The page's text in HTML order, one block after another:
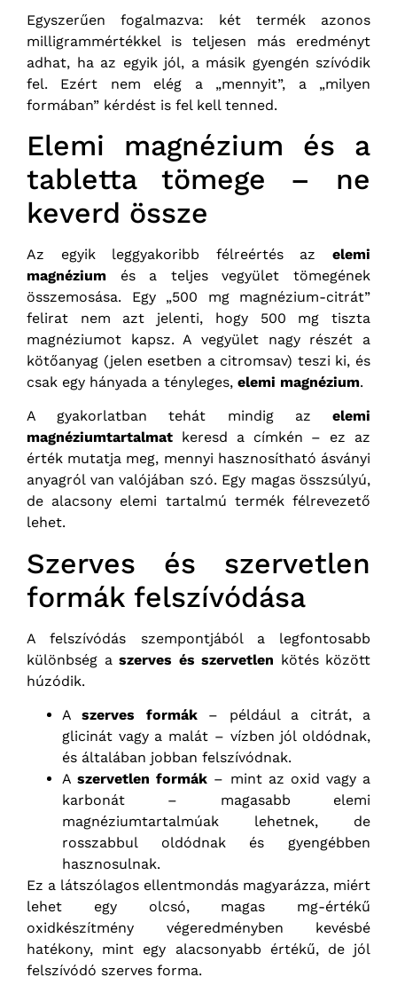
Egyszerűen fogalmazva: két termék azonos
milligrammértékkel is teljesen más eredményt
adhat, ha az egyik jól, a másik gyengén szívódik
fel. Ezért nem elég a „mennyit”, a „milyen
formában” kérdést is fel kell tenned.
Elemi magnézium és a
tabletta tömege – ne
keverd össze
Az egyik leggyakoribb félreértés az elemi
magnézium és a teljes vegyület tömegének
összemosása. Egy „500 mg magnézium-citrát”
felirat nem azt jelenti, hogy 500 mg tiszta
magnéziumot kapsz. A vegyület nagy részét a
kötőanyag (jelen esetben a citromsav) teszi ki, és
csak egy hányada a tényleges, elemi magnézium.
A gyakorlatban tehát mindig az elemi
magnéziumtartalmat keresd a címkén – ez az
érték mutatja meg, mennyi hasznosítható ásványi
anyagról van valójában szó. Egy magas összsúlyú,
de alacsony elemi tartalmú termék félrevezető
lehet.
Szerves és szervetlen
formák felszívódása
A felszívódás szempontjából a legfontosabb
különbség a szerves és szervetlen kötés között
húzódik.
Aszerves formák– például a citrát, a
glicinát vagy a malát – vízben jól oldódnak,
és általában jobban felszívódnak.
Aszervetlen formák – mint az oxid vagy a
karbonát – magasabb elemi
magnéziumtartalmúak lehetnek, de
rosszabbul oldódnak és gyengébben
hasznosulnak.
Ez a látszólagos ellentmondás magyarázza, miért
lehet egy olcsó, magas mg-értékű
oxidkészítmény végeredményben kevésbé
hatékony, mint egy alacsonyabb értékű, de jól
felszívódó szerves forma.